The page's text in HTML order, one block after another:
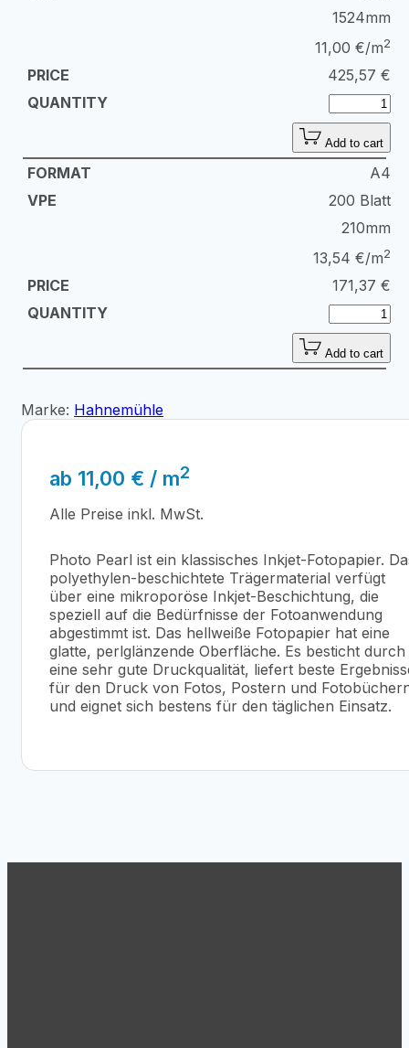
1524mm
11,00 €/m2
425,57 €
Add to cart
A4
200 Blatt
210mm
13,54 €/m2
171,37 €
Add to cart
Marke: Hahnemühle
ab 11,00 € / m2
Alle Preise inkl. MwSt.
Photo Pearl ist ein klassisches Inkjet-Fotopapier.
polyethylen-beschichtete Trägermaterial verfügt
über eine mikroporöse Inkjet-Beschichtung, die
speziell auf die Bedürfnisse der Fotoanwendung
abgestimmt ist. Das hellweiße Fotopapier hat eine
glatte, perlglänzende Oberfläche. Es besticht durch
eine sehr gute Druckqualität, liefert beste
für den Druck von Fotos, Postern und
und eignet sich bestens für den täglichen Einsatz.